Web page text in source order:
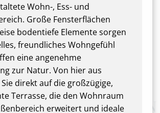
Wohn-, Ess- und
Große Fensterflächen
bodentiefe Elemente sorgen
freundliches Wohngefühl
eine angenehme
zur Natur. Von hier aus
direkt auf die großzügige,
Terrasse, die den Wohnraum
erweitert und ideale